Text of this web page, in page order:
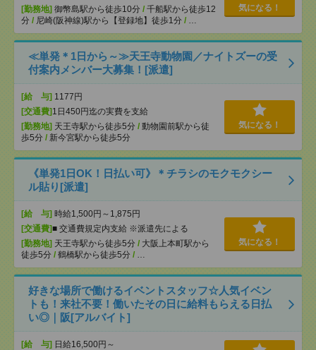
[勤務地] 御幣島駅から徒歩10分 / 千船駅から徒歩12
分 / 尼崎(阪神線)駅から【登録地】徒歩1分 / …
気になる！
≪単発＊1日から～≫天王寺動物園／ナイトズーの受
付案内メンバー大募集！[派遣]
[給 与] 1177円
[交通費] 1日450円迄の実費を支給
[勤務地] 天王寺駅から徒歩5分 / 動物園前駅から徒
歩5分 / 新今宮駅から徒歩5分
気になる！
《単発1日OK！日払い可》＊チラシのモクモクシー
ル貼り[派遣]
[給 与] 時給1,500円～1,875円
[交通費]■ 交通費規定内支給 ※派遣先による
[勤務地] 天王寺駅から徒歩5分 / 大阪上本町駅から
徒歩5分 / 鶴橋駅から徒歩5分 / …
気になる！
好きな場所で働けるイベントスタッフ☆人気イベン
トも！来社不要！働いたその日に給料もらえる日払
い◎｜阪[アルバイト]
[給 与] 日給16,500円～